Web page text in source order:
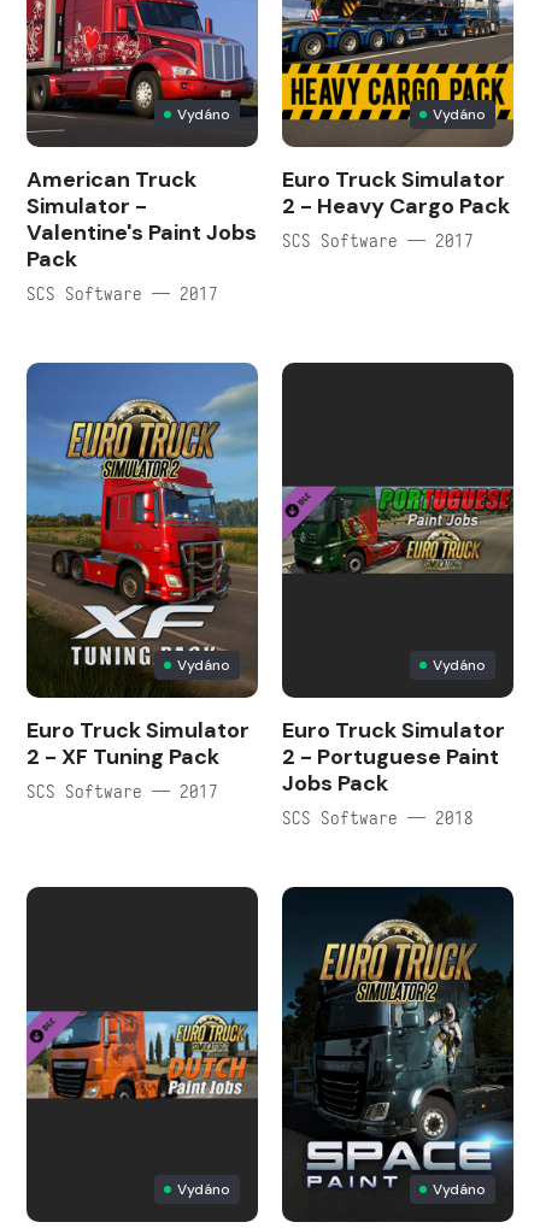
Vydáno
American Truck
Simulator -
Valentine's Paint Jobs
Pack
SCS Software — 2017
Vydáno
Euro Truck Simulator
2 - Heavy Cargo Pack
SCS Software — 2017
Vydáno
Euro Truck Simulator
2 - XF Tuning Pack
SCS Software — 2017
Vydáno
Euro Truck Simulator
2 - Portuguese Paint
Jobs Pack
SCS Software — 2018
Vydáno Vydáno